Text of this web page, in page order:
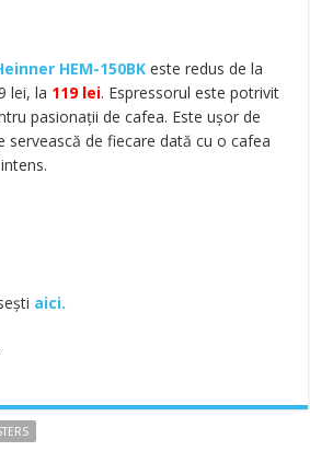
HEM-150BK este redus de la
lei, la 119 lei. Espressorul este potrivit
pasionații de cafea. Este ușor de
servească de fiecare dată cu o cafea
aici.